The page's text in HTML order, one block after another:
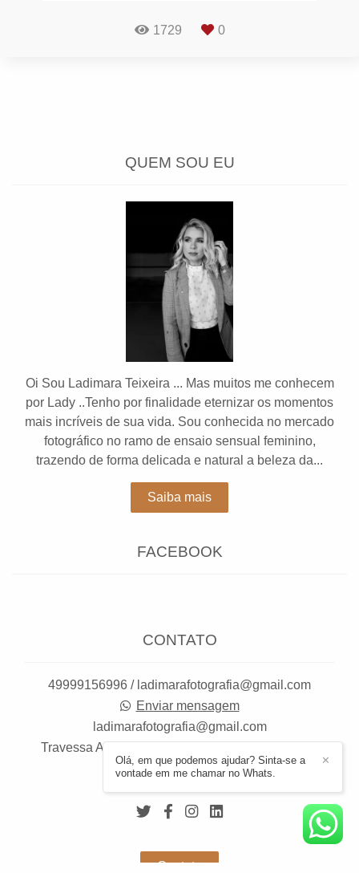
1729 0
QUEM SOU EU
Oi Sou Ladimara Teixeira ... Mas muitos me conhecem
por Lady ..Tenho por finalidade eternizar os momentos
mais incríveis de sua vida. Sou conhecida no mercado
fotográfico no ramo de ensaio sensual feminino,
trazendo de forma delicada e natural a beleza da...
Saiba mais
FACEBOOK
CONTATO
49999156996 / ladimarafotografia@gmail.com
Enviar mensagem
ladimarafotografia@gmail.com
Travessa Alencar Bittencurte, 86, Estúdio - Santa
Tereza
Joaçaba / SC
Contato
✕
Olá, em que podemos ajudar? Sinta-se a
vontade em me chamar no Whats.